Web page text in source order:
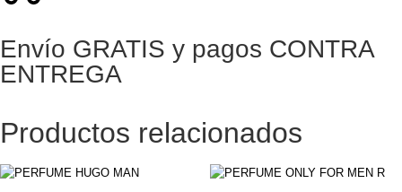
Envío GRATIS y pagos CONTRA
ENTREGA
Productos relacionados